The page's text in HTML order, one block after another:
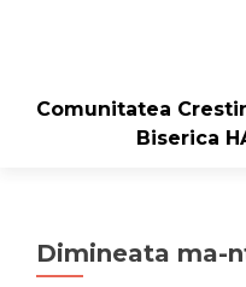
Comunitatea
Biserica
Dimineata ma-